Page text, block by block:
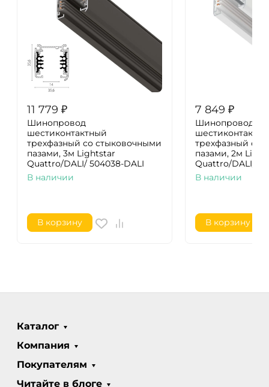
11 779 ₽
Шинопровод
шестиконтактный
трехфазный со стыковочными
пазами, 3м Lightstar
Quattro/DALI/ 504038-DALI
В наличии
В корзину
7 849 ₽
Шинопровод
трехфазный со
пазами, 2м
Quattro/DALI/
В наличии
В корзину
Каталог
Компания
Покупателям
Читайте в блоге